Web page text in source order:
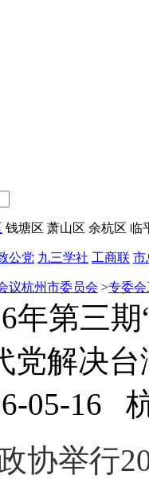
钱塘区 萧山区 余杭区 临
公党 九三学社 工商联 市
议杭州市委员会 >专委
年第三
党解决
05-16
协举行